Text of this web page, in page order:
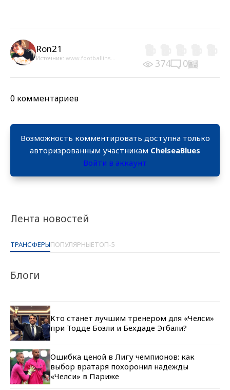
Лента новостей
ТРАНСФЕРЫПОПУЛЯРНЫЕТОП-5
Блоги
Кто станет лучшим тренером для «Челси»
при Тодде Боэли и Бехдаде Эгбали?
Ошибка ценой в Лигу чемпионов: как
выбор вратаря похоронил надежды
«Челси» в Париже
Ron21
Источник: www.footballins... 374 0
0 комментариев
Возможность комментировать доступна только
авторизрованным участникам ChelseaBlues
Войти в аккаунт